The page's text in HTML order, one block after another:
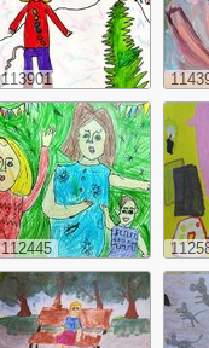
113901
112445